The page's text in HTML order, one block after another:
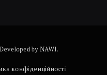
by NAWI.
конфіденційності